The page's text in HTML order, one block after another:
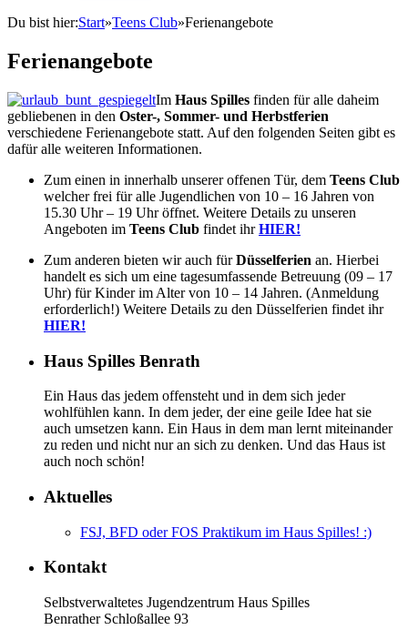
Du bist hier:Start»Teens Club»Ferienangebote
Ferienangebote
Im Haus Spilles finden für alle daheim
gebliebenen in den Oster-, Sommer- und Herbstferien
verschiedene Ferienangebote statt. Auf den folgenden Seiten gibt es
dafür alle weiteren Informationen.
Zum einen in innerhalb unserer offenen Tür, dem Teens Club
welcher frei für alle Jugendlichen von 10 – 16 Jahren von
15.30 Uhr – 19 Uhr öffnet. Weitere Details zu unseren
Angeboten im Teens Club findet ihrHIER!
Zum anderen bieten wir auch fürDüsselferien an. Hierbei
handelt es sich um eine tagesumfassende Betreuung (09 – 17
Uhr) für Kinder im Alter von 10 – 14 Jahren. (Anmeldung
erforderlich!) Weitere Details zu den Düsselferien findet ihr
HIER!
Haus Spilles Benrath
Ein Haus das jedem offensteht und in dem sich jeder
wohlfühlen kann. In dem jeder, der eine geile Idee hat sie
auch umsetzen kann. Ein Haus in dem man lernt miteinander
zu reden und nicht nur an sich zu denken. Und das Haus ist
auch noch schön!
Aktuelles
FSJ, BFD oder FOS Praktikum im Haus Spilles! :)
Kontakt
Selbstverwaltetes Jugendzentrum Haus Spilles
Benrather Schloßallee 93